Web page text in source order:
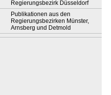
Regierungsbezirk Düsseldorf
Publikationen aus den
Regierungsbezirken Münster,
Arnsberg und Detmold